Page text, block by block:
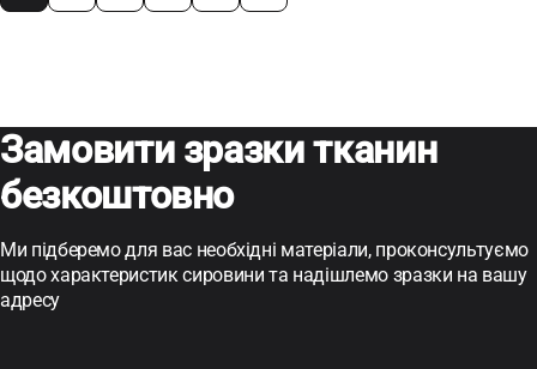
Замовити зразки тканин
безкоштовно
Ми підберемо для вас необхідні матеріали, проконсультуємо
щодо характеристик сировини та надішлемо зразки на вашу
адресу